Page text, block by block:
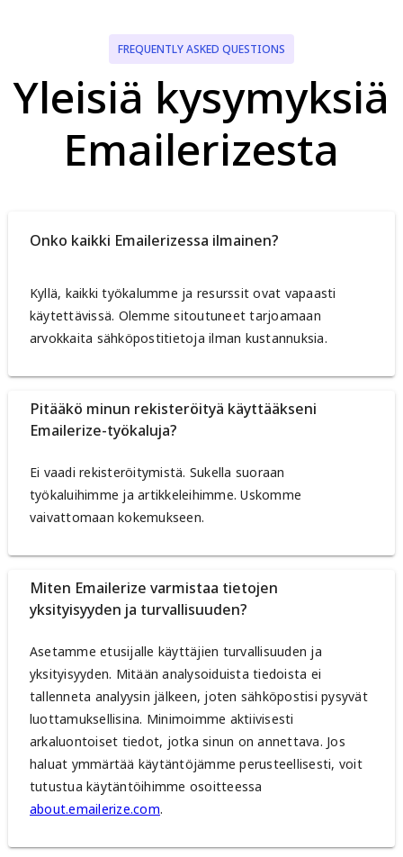
FREQUENTLY ASKED QUESTIONS
Yleisiä kysymyksiä
Emailerizesta
Onko kaikki Emailerizessa ilmainen?
Kyllä, kaikki työkalumme ja resurssit ovat vapaasti
käytettävissä. Olemme sitoutuneet tarjoamaan
arvokkaita sähköpostitietoja ilman kustannuksia.
Pitääkö minun rekisteröityä käyttääkseni
Emailerize-työkaluja?
Ei vaadi rekisteröitymistä. Sukella suoraan
työkaluihimme ja artikkeleihimme. Uskomme
vaivattomaan kokemukseen.
Miten Emailerize varmistaa tietojen
yksityisyyden ja turvallisuuden?
Asetamme etusijalle käyttäjien turvallisuuden ja
yksityisyyden. Mitään analysoiduista tiedoista ei
tallenneta analyysin jälkeen, joten sähköpostisi pysyvät
luottamuksellisina. Minimoimme aktiivisesti
arkaluontoiset tiedot, jotka sinun on annettava. Jos
haluat ymmärtää käytäntöjämme perusteellisesti, voit
tutustua käytäntöihimme osoitteessa
about.emailerize.com.